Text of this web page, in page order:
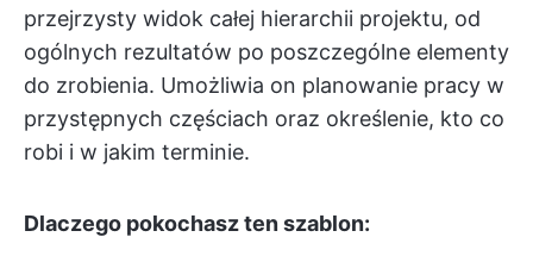
przejrzysty widok całej hierarchii projektu, od
ogólnych rezultatów po poszczególne elementy
do zrobienia. Umożliwia on planowanie pracy w
przystępnych częściach oraz określenie, kto co
robi i w jakim terminie.
Dlaczego pokochasz ten szablon: